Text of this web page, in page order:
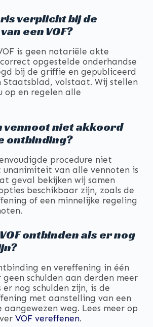
verplicht bij de
een VOF?
is geen notariële akte
opgestelde onderhandse
bij de griffie en gepubliceerd
Staatsblad, volstaat. Wij stellen
op en regelen alle
vennoot niet akkoord
ontbinding?
procedure niet
unanimiteit van alle vennoten is
geval bekijken wij samen
beschikbaar zijn, zoals de
of een minnelijke regeling
ontbinden als er nog
en vereffening in één
schulden aan derden meer
er nog schulden zijn, is de
met aanstelling van een
weg. Lees meer op
VOF vereffenen.